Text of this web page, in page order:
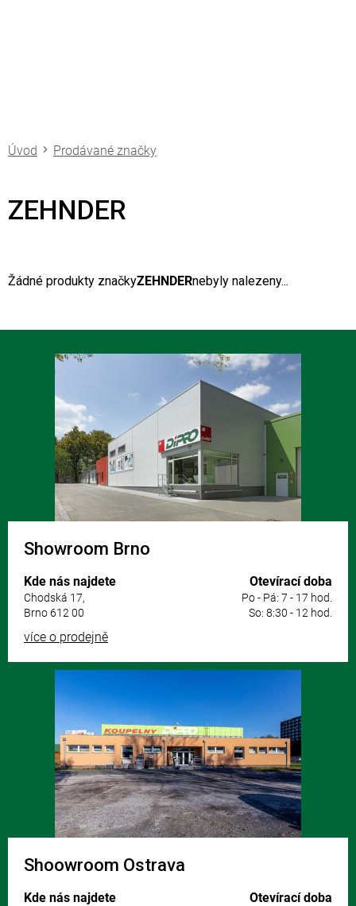
Prodávané značky
ZEHNDER
Žádné produkty značkyZEHNDERnebyly nalezeny...
Showroom Brno
Kde nás najdete
Chodská 17,
Brno 612 00
Otevírací doba
Po - Pá: 7 - 17 hod.
So: 8:30 - 12 hod.
více o prodejně
Shoowroom Ostrava
Kde nás najdete Otevírací doba